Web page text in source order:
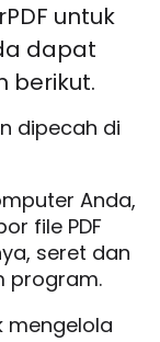
untuk
dapat
berikut.
dipecah di
Anda,
file PDF
seret dan
program.
mengelola